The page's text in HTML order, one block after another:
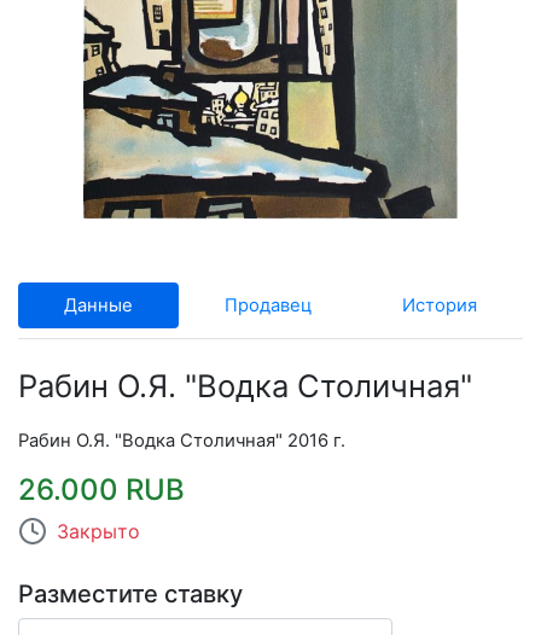
Данные Продавец История
Рабин О.Я. "Водка Столичная"
Рабин О.Я. "Водка Столичная" 2016 г.
26.000 RUB
Закрыто
Разместите ставку